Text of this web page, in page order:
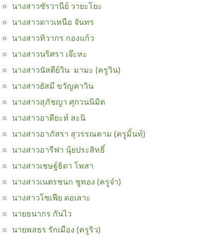
นางสาวซัรวานีย์ วายะโยะ
นางสาวดาวเหนือ จันทร
นางสาวทิวากร กองแก้ว
นางสาวนริศรา เจ๊ะหะ
นางสาวนัสตีย์วิน มามะ (ครูวิน)
นางสาวยัสมี ขวัญคาวิน
นางสาวสุภัชญา ศุกวนนิมิต
นางสาวอาตียะห์ สะนิ
นางสาวอาภัสรา สุวรรณคาม (ครูมิ้นทฺ์)
นางสาวอารีฟา นุ้ยประสิทธิ์
นางสาวเชษฐ์ธิดา โพสา
นางสาวเนตรชนก ชูทอง (ครูจ๋า)
นางสาวโซเฟีย ดอเลาะ
นายธนากร กันไว
นายพสธร รักเมือง (ครูริว)